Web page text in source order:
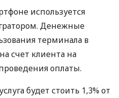
используется
Денежные
терминала в
счет клиента на
оплаты.
будет стоить 1,3% от